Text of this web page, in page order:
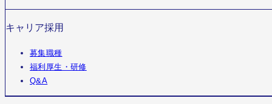
キャリア採用
募集職種
福利厚生・研修
Q&A